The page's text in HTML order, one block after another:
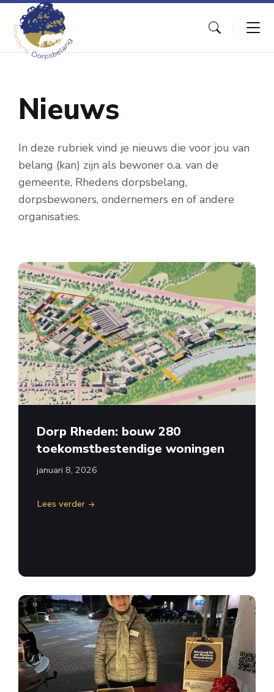
Skip
content
Skip
main
navigation
Skip
footer
Nieuws
In deze rubriek vind je nieuws die voor jou van
belang (kan) zijn als bewoner o.a. van de
gemeente, Rhedens dorpsbelang,
dorpsbewoners, ondernemers en of andere
organisaties.
Dorp Rheden: bouw 280
toekomstbestendige woningen
januari 8, 2026
Lees verder